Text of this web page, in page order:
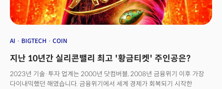
AI BIGTECH COIN
지난 10년간 실리콘밸리 최고 '황금티켓' 주인공은?
2023년 기술·투자 업계는 2000년 닷컴버블, 2008년 금융위기 이후 가장
다이내믹했던 해였습니다. 금융위기에서 세계 경제가 회복되기 시작한